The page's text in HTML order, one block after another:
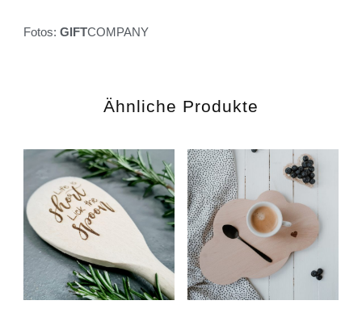
Fotos: GIFTCOMPANY
Ähnliche Produkte